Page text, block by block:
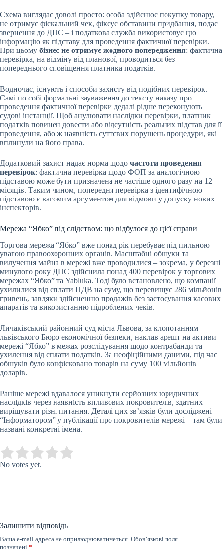
Схема виглядає доволі просто: особа здійснює покупку товару,
не отримує фіскальний чек, фіксує обставини придбання, подає
звернення до ДПС – і податкова служба використовує цю
інформацію як підставу для проведення фактичної перевірки.
При цьому бізнес не отримує жодного попередження: фактична
перевірка, на відміну від планової, проводиться без
попереднього сповіщення платника податків.
Водночас, існують і способи захисту від подібних перевірок.
Самі по собі формальні зауваження до тексту наказу про
проведення фактичної перевірки дедалі рідше переконують
судові інстанції. Щоб анулювати наслідки перевірки, платник
податків повинен довести або відсутність реальних підстав для її
проведення, або ж наявність суттєвих порушень процедури, які
вплинули на його права.
Додатковий захист надає норма щодо частоти проведення
перевірок: фактична перевірка щодо ФОП за аналогічною
підставою може бути призначена не частіше одного разу на 12
місяців. Таким чином, попередня перевірка з ідентифічною
підставою є вагомим аргументом для відмови у допуску нових
інспекторів.
Мережа “Ябко” під слідством: що відбулося до цієї справи
Торгова мережа “Ябко” вже понад рік перебуває під пильною
увагою правоохоронних органів. Масштабні обшуки та
вилучення майна в мережі вже проводилися – зокрема, у березні
минулого року ДПС здійснила понад 400 перевірок у торгових
мережах “Ябко” та Yabluka. Тоді було встановлено, що компанії
ухилилися від сплати ПДВ на суму, що перевищує 286 мільйонів
гривень, завдяки здійсненню продажів без застосування касових
апаратів та використанню підроблених чеків.
Личаківський районний суд міста Львова, за клопотанням
львівського Бюро економічної безпеки, наклав арешт на активи
мережі “Ябко” в межах розслідування щодо контрабанди та
ухилення від сплати податків. За неофіційними даними, під час
обшуків було конфісковано товарів на суму 100 мільйонів
доларів.
Раніше мережі вдавалося уникнути серйозних юридичних
наслідків через наявність впливових покровителів, здатних
вирішувати різні питання. Деталі цих зв’язків були досліджені
“Інформатором” у публікації про покровителів мережі – там були
названі конкретні імена.
Rate this item:
No votes yet.
Залишити відповідь
Ваша e-mail адреса не оприлюднюватиметься. Обов’язкові поля
позначені *